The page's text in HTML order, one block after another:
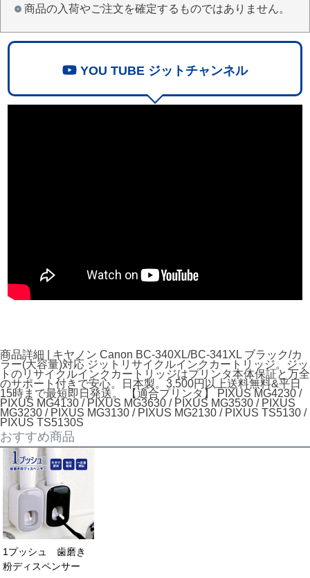
商品の入荷やご注文を確定するものではありません。
YOU TUBE ジットチャンネル
商品詳細 | キヤノン Canon BC-340XL/BC-341XL ブラック/カ
ラー(大容量)対応 ジットリサイクルインクカートリッジ。ジッ
トのリサイクルインクカートリッジはプリンタ本体保証と万全
のサポート付きで安心。日本製。3,500円以上送料無料&平日
15時まで最短即日発送。 【適合プリンタ】 PIXUS MG4230 /
PIXUS MG4130 / PIXUS MG3630 / PIXUS MG3530 / PIXUS
MG3230 / PIXUS MG3130 / PIXUS MG2130 / PIXUS TS5130 /
PIXUS TS5130S
おすすめ商品
1プッシュ 歯磨き
粉ディスペンサー